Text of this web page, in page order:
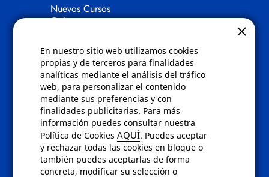
En nuestro sitio web utilizamos cookies
propias y de terceros para finalidades
analíticas mediante el análisis del tráfico
web, para personalizar el contenido
mediante sus preferencias y con
finalidades publicitarias. Para más
información puedes consultar nuestra
Política de CookiesAQUÍ. Puedes aceptar
y rechazar todas las cookies en bloque o
también puedes aceptarlas de forma
concreta, modificar su selección o
Nuevos Cursos
Quienes somos
Políticas
Condiciones de compra
Aviso de privacidad
Cookies
Bajas comunicados comerciales
Derecho de desistimiento
Preguntas frecuentes